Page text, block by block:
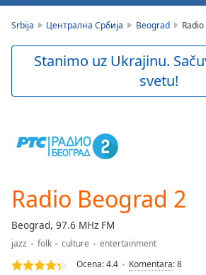
Player
Skip
Forward
Loaded:
0.00%
Stream
Srbija Централна Србија Beograd
Stanimo uz Ukrajinu.
svetu!
Radio Beograd 2
Beograd, 97.6 MHz FM
jazz folk culture
entertainment
Ocena:4.4 Komentara:8